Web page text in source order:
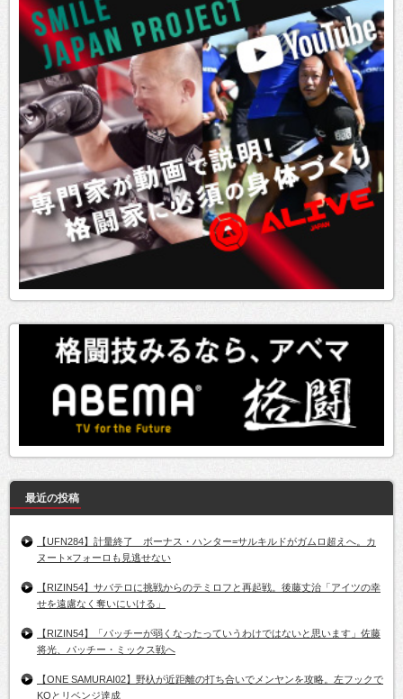
最近の投稿
【UFN284】計量終了 ボーナス・ハンター=サルキルドがガムロ超えへ。カ
ヌート×フォーロも見逃せない
【RIZIN54】サバテロに挑戦からのテミロフと再起戦。後藤丈治「アイツの幸
せを遠慮なく奪いにいける」
【RIZIN54】「パッチーが弱くなったっていうわけではないと思います」佐藤
将光、パッチー・ミックス戦へ
【ONE SAMURAI02】野杁が近距離の打ち合いでメンヤンを攻略。左フックで
KOとリベンジ達成